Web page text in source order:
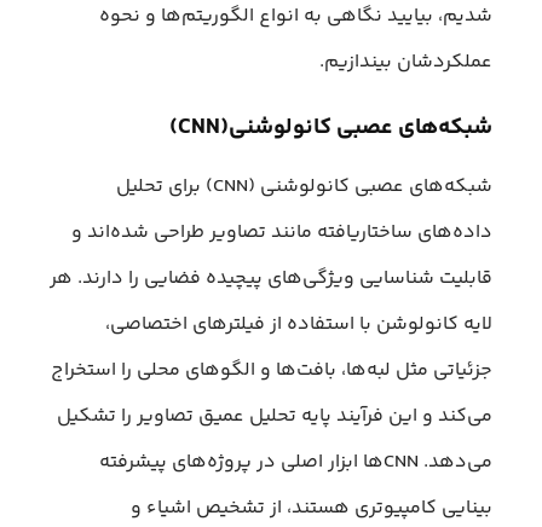
شدیم، بیایید نگاهی به انواع الگوریتم‌ها و نحوه
عملکردشان بیندازیم.
شبکه‌های عصبی کانولوشنی(CNN)
شبکه‌های عصبی کانولوشنی (CNN) برای تحلیل
داده‌های ساختاریافته مانند تصاویر طراحی شده‌اند و
قابلیت شناسایی ویژگی‌های پیچیده فضایی را دارند. هر
لایه کانولوشن با استفاده از فیلترهای اختصاصی،
جزئیاتی مثل لبه‌ها، بافت‌ها و الگوهای محلی را استخراج
می‌کند و این فرآیند پایه تحلیل عمیق تصاویر را تشکیل
می‌دهد. CNNها ابزار اصلی در پروژه‌های پیشرفته
بینایی کامپیوتری هستند، از تشخیص اشیاء و